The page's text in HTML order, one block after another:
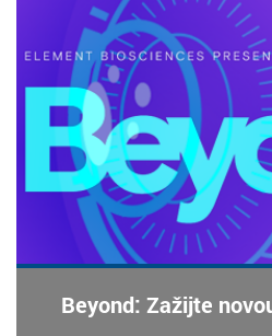
Beyond: Zažijte